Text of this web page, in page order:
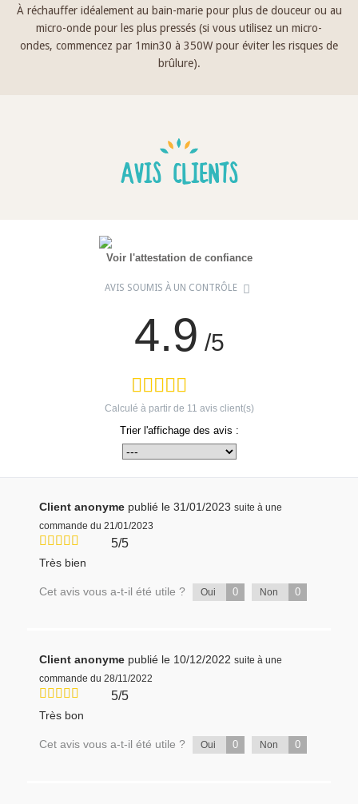
À réchauffer idéalement au bain-marie pour plus de douceur ou au
micro-onde pour les plus pressés (si vous utilisez un micro-
ondes, commencez par 1min30 à 350W pour éviter les risques de
brûlure).
AVIS CLIENTS
Voir l'attestation de confiance
AVIS SOUMIS À UN CONTRÔLE
4.9 /5
Calculé à partir de 11 avis client(s)
Trier l'affichage des avis :
Client anonyme publié le 31/01/2023 suite à une
commande du 21/01/2023
5/5
Très bien
Cet avis vous a-t-il été utile ? Oui 0 Non 0
Client anonyme publié le 10/12/2022 suite à une
commande du 28/11/2022
5/5
Très bon
Cet avis vous a-t-il été utile ? Oui 0 Non 0